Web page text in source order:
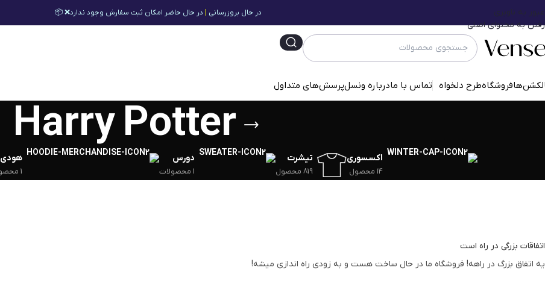
عبور به ناوبری
رفتن به محتوای اصلی
در حال بروزرسانی در حال حاضر امکان ثبت سفارش وجود ندارد❌ 📦
فروشگاهطرح دلخواه تماس با مادرباره ونسلپرسش‌‌های متداول
Harry Potter
اکسسوری
14 محصول
تیشرت
819 محصول
دورس
1 محصولات
هودی
1 محصولات
اتفاقات بزرگی در راه است
یه اتفاق بزرگ در راهه! فروشگاه ما در حال ساخت هست و به زودی راه اندازی میشه!